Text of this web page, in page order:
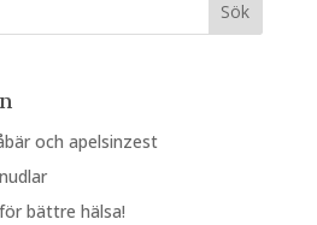
och apelsinzest
bättre hälsa!